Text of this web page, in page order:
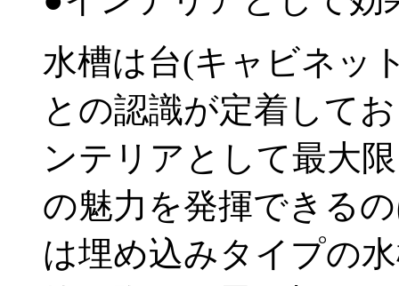
水槽は台(キャビネッ
との認識が定着して
ンテリアとして最大
の魅力を発揮できる
は埋め込みタイプの